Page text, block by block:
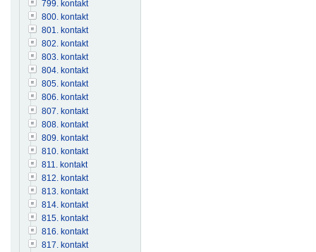
799. kontakt
800. kontakt
801. kontakt
802. kontakt
803. kontakt
804. kontakt
805. kontakt
806. kontakt
807. kontakt
808. kontakt
809. kontakt
810. kontakt
811. kontakt
812. kontakt
813. kontakt
814. kontakt
815. kontakt
816. kontakt
817. kontakt